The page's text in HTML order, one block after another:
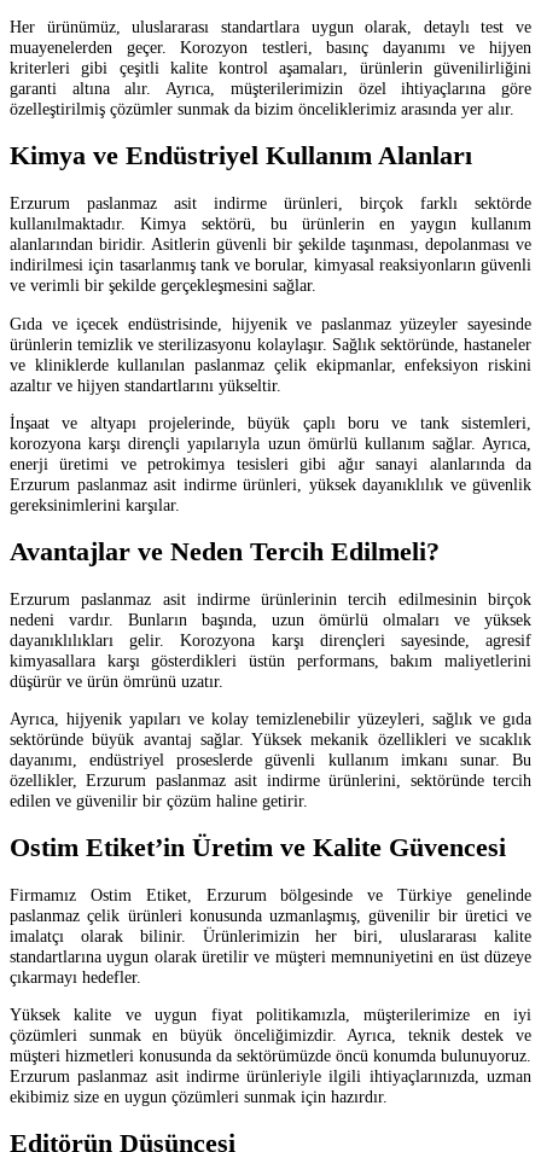
Her ürünümüz, uluslararası standartlara uygun olarak, detaylı test ve
muayenelerden geçer. Korozyon testleri, basınç dayanımı ve hijyen
kriterleri gibi çeşitli kalite kontrol aşamaları, ürünlerin güvenilirliğini
garanti altına alır. Ayrıca, müşterilerimizin özel ihtiyaçlarına göre
özelleştirilmiş çözümler sunmak da bizim önceliklerimiz arasında yer alır.
Kimya ve Endüstriyel Kullanım Alanları
Erzurum paslanmaz asit indirme ürünleri, birçok farklı sektörde
kullanılmaktadır. Kimya sektörü, bu ürünlerin en yaygın kullanım
alanlarından biridir. Asitlerin güvenli bir şekilde taşınması, depolanması ve
indirilmesi için tasarlanmış tank ve borular, kimyasal reaksiyonların güvenli
ve verimli bir şekilde gerçekleşmesini sağlar.
Gıda ve içecek endüstrisinde, hijyenik ve paslanmaz yüzeyler sayesinde
ürünlerin temizlik ve sterilizasyonu kolaylaşır. Sağlık sektöründe, hastaneler
ve kliniklerde kullanılan paslanmaz çelik ekipmanlar, enfeksiyon riskini
azaltır ve hijyen standartlarını yükseltir.
İnşaat ve altyapı projelerinde, büyük çaplı boru ve tank sistemleri,
korozyona karşı dirençli yapılarıyla uzun ömürlü kullanım sağlar. Ayrıca,
enerji üretimi ve petrokimya tesisleri gibi ağır sanayi alanlarında da
Erzurum paslanmaz asit indirme ürünleri, yüksek dayanıklılık ve güvenlik
gereksinimlerini karşılar.
Avantajlar ve Neden Tercih Edilmeli?
Erzurum paslanmaz asit indirme ürünlerinin tercih edilmesinin birçok
nedeni vardır. Bunların başında, uzun ömürlü olmaları ve yüksek
dayanıklılıkları gelir. Korozyona karşı dirençleri sayesinde, agresif
kimyasallara karşı gösterdikleri üstün performans, bakım maliyetlerini
düşürür ve ürün ömrünü uzatır.
Ayrıca, hijyenik yapıları ve kolay temizlenebilir yüzeyleri, sağlık ve gıda
sektöründe büyük avantaj sağlar. Yüksek mekanik özellikleri ve sıcaklık
dayanımı, endüstriyel proseslerde güvenli kullanım imkanı sunar. Bu
özellikler, Erzurum paslanmaz asit indirme ürünlerini, sektöründe tercih
edilen ve güvenilir bir çözüm haline getirir.
Ostim Etiket’in Üretim ve Kalite Güvencesi
Firmamız Ostim Etiket, Erzurum bölgesinde ve Türkiye genelinde
paslanmaz çelik ürünleri konusunda uzmanlaşmış, güvenilir bir üretici ve
imalatçı olarak bilinir. Ürünlerimizin her biri, uluslararası kalite
standartlarına uygun olarak üretilir ve müşteri memnuniyetini en üst düzeye
çıkarmayı hedefler.
Yüksek kalite ve uygun fiyat politikamızla, müşterilerimize en iyi
çözümleri sunmak en büyük önceliğimizdir. Ayrıca, teknik destek ve
müşteri hizmetleri konusunda da sektörümüzde öncü konumda bulunuyoruz.
Erzurum paslanmaz asit indirme ürünleriyle ilgili ihtiyaçlarınızda, uzman
ekibimiz size en uygun çözümleri sunmak için hazırdır.
Editörün Düşüncesi